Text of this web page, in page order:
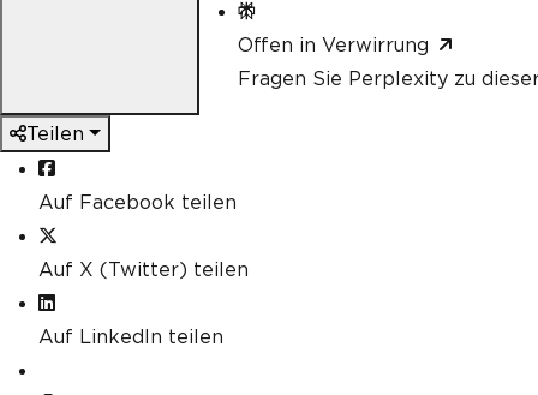
Offen in Verwirrung
Fragen Sie Perplexity zu
Teilen
Auf Facebook teilen
Auf X (Twitter) teilen
Auf LinkedIn teilen